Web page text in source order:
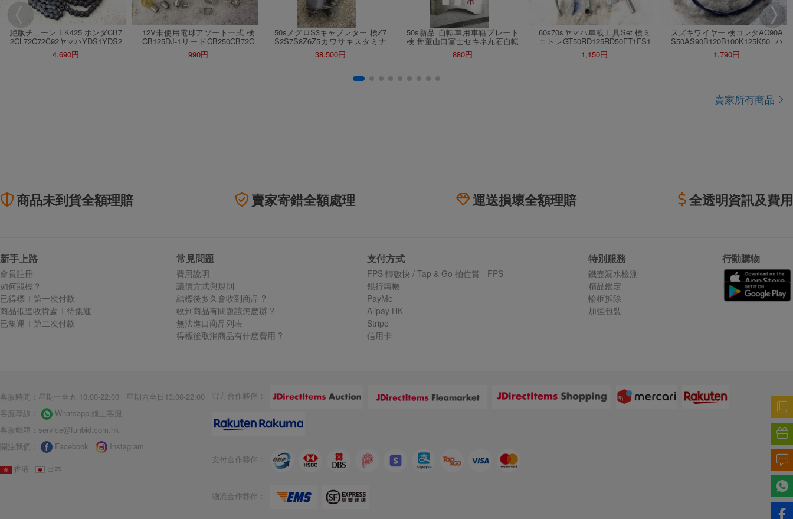
絶版チェーン EK425 ホンダCB7
2CL72C72C92ヤマハYDS1YDS2
YDS3DS5YD2スズキTC250コレ
ダTMカワサキW1W3メグロS3
4,690円
12V未使用電球アソート一式 検
CB125DJ-1リードCB250CB72C
72CS92CDヤマハYDS3AS1AS2
RD125スズキRG250GT250GT38
990円
50sメグロS3キャブレター 検Z7
S2S7S8Z6Z5カワサキスタミナ
K1K2ライラックトーハツメイハ
ツBIMキャブトンRBHホスクDS
38,500円
50s新品 自転車用車籍プレート
検 骨董山口富士セキネ丸石自転
車宮田ゼブラ川村片倉ツノダBS
自転車帝輪丸米光風水谷野澤ツ
880円
60s70sヤマハ車載工具Set 検ミ
ニトレGT50RD125RD50FT1FS1
FS50XS1XS650TX650XJ750AT
90YGS1MF1YA1YDS3DS5DS6
1,150円
スズキワイヤー 検コレダAC90A
S50AS90B120B100K125K50ハ
スラーTS250セルペットMA80K
10T125GT250GT550125SLS31T
1,790円
賣家所有商品
商品未到貨全額理賠 賣家寄錯全額處理 運送損壞全額理賠 全透明資訊及費用
新手上路
會員註冊
如何競標？
已得標
第一次付款
商品抵達收貨處
待集運
已集運
第二次付款
常見問題
費用說明
議價方式與規則
結標後多久會收到商品 ?
收到商品有問題該怎麽辦 ?
無法進口商品列表
得標後取消商品有什麽費用 ?
支付方式
FPS 轉數快 / Tap & Go 拍住賞 - FPS
銀行轉帳
PayMe
Alipay HK
Stripe
信用卡
特別服務
鐵壺漏水檢測
精品鑑定
輪框拆除
加強包裝
行動購物
客服時間：星期一至五 10:00-22:00 星期六至日13:00-22:00
客服專線：
Whatsapp 線上客服
客服郵箱： service@funbid.com.hk
關注我們：
Facebook
Instagram
香港
日本
官方合作夥伴：
支付合作夥伴：
物流合作夥伴：